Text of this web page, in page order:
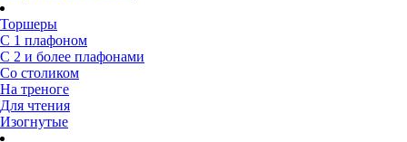
Торшеры
С 1 плафоном
С 2 и более плафонами
Со столиком
На треноге
Для чтения
Изогнутые